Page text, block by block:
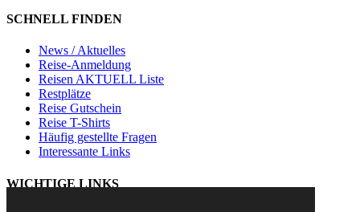
SCHNELL FINDEN
News / Aktuelles
Reise-Anmeldung
Reisen AKTUELL Liste
Restplätze
Reise Gutschein
Reise T-Shirts
Häufig gestellte Fragen
Interessante Links
WICHTIGE LINKS